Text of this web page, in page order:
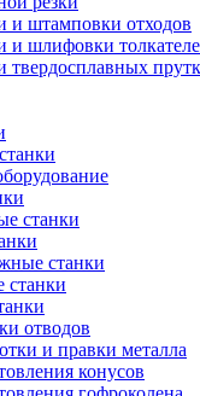
и штамповки отходов
и шлифовки
твердосплавных
станки
станки
станки
отводов
и правки металла
конусов